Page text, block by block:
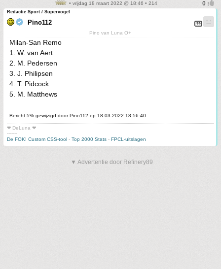
• vrijdag 18 maart 2022 @ 18:46 • 214
Redactie Sport / Supervogel
Pino112
Pino van Luna O+
Milan-San Remo
1. W. van Aert
2. M. Pedersen
3. J. Philipsen
4. T. Pidcock
5. M. Matthews
Bericht 5% gewijzigd door Pino112 op 18-03-2022 18:56:40
❤ DeLuna ❤
-------
De FOK! Custom CSS-tool - Top 2000 Stats - FPCL-uitslagen
▼ Advertentie door Refinery89